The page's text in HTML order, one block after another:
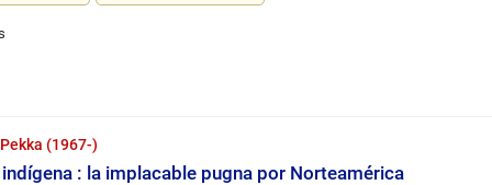
(1967-)
: la implacable pugna por Norteamérica